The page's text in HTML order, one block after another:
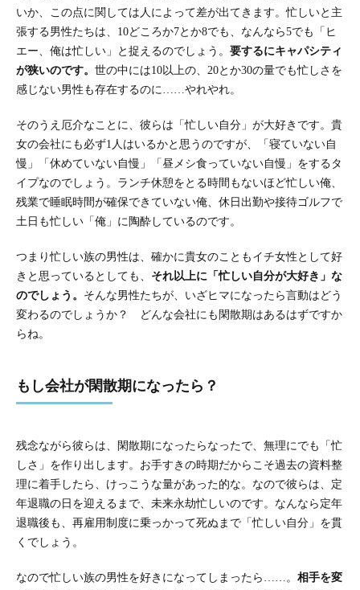
いか、この点に関しては人によって差が出てきます。忙しいと主
張する男性たちは、10どころか7とか8でも、なんなら5でも「ヒ
エー、俺は忙しい」と捉えるのでしょう。 要するにキャパシティ
が狭いのです。 世の中には10以上の、20とか30の量でも忙しさを
感じない男性も存在するのに……やれやれ。
そのうえ厄介なことに、彼らは「忙しい自分」が大好きです。貴
女の会社にも必ず1人はいるかと思うのですが、「寝ていない自
慢」「休めていない自慢」「昼メシ食っていない自慢」をするタ
イプなのでしょう。ランチ休憩をとる時間もないほど忙しい俺、
残業で睡眠時間が確保できていない俺、休日出勤や接待ゴルフで
土日も忙しい「俺」に陶酔しているのです。
つまり忙しい族の男性は、確かに貴女のこともイチ女性として好
きと思っているとしても、 それ以上に「忙しい自分が大好き」な
のでしょう。 そんな男性たちが、いざヒマになったら言動はどう
変わるのでしょうか？ どんな会社にも閑散期はあるはずですか
らね。
もし会社が閑散期になったら？
残念ながら彼らは、閑散期になったらなったで、無理にでも「忙
しさ」を作り出します。お手すきの時期だからこそ過去の資料整
理に着手したら、けっこうな量があった的な。なので彼らは、定
年退職の日を迎えるまで、未来永劫忙しいのです。なんなら定年
退職後も、再雇用制度に乗っかって死ぬまで「忙しい自分」を貫
くでしょう。
なので忙しい族の男性を好きになってしまったら……。 相手を変